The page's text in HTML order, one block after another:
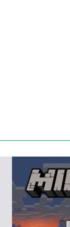
Switch.
мог